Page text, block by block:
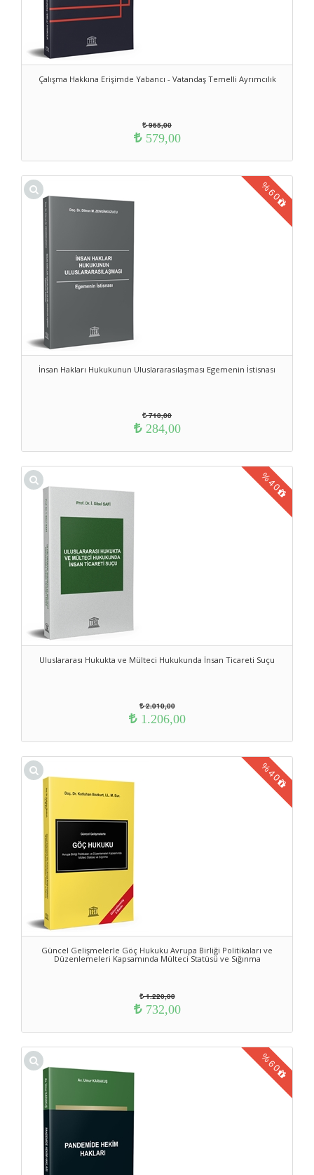
Çalışma Hakkına Erişimde Yabancı - Vatandaş Temelli Ayrımcılık
965,00
579,00
İnsan Hakları Hukukunun Uluslararasılaşması Egemenin İstisnası
%
60
710,00
284,00
Uluslararası Hukukta ve Mülteci Hukukunda İnsan Ticareti Suçu
%40
2.010,00
1.206,00
Güncel Gelişmelerle Göç Hukuku Avrupa Birliği Politikaları ve
Düzenlemeleri Kapsamında Mülteci Statüsü ve Sığınma
%40
1.220,00
732,00
%
60